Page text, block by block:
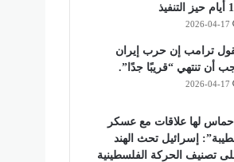
2026-04-17
ترامب إن حرب إيران
أن تنتهي “قريبًا جدًا”.
2026-04-17
لها علاقات مع عسكر
إسرائيل تحث الهند
تصنيف الحركة الفلسطينية